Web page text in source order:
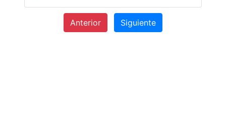
Anterior Siguiente